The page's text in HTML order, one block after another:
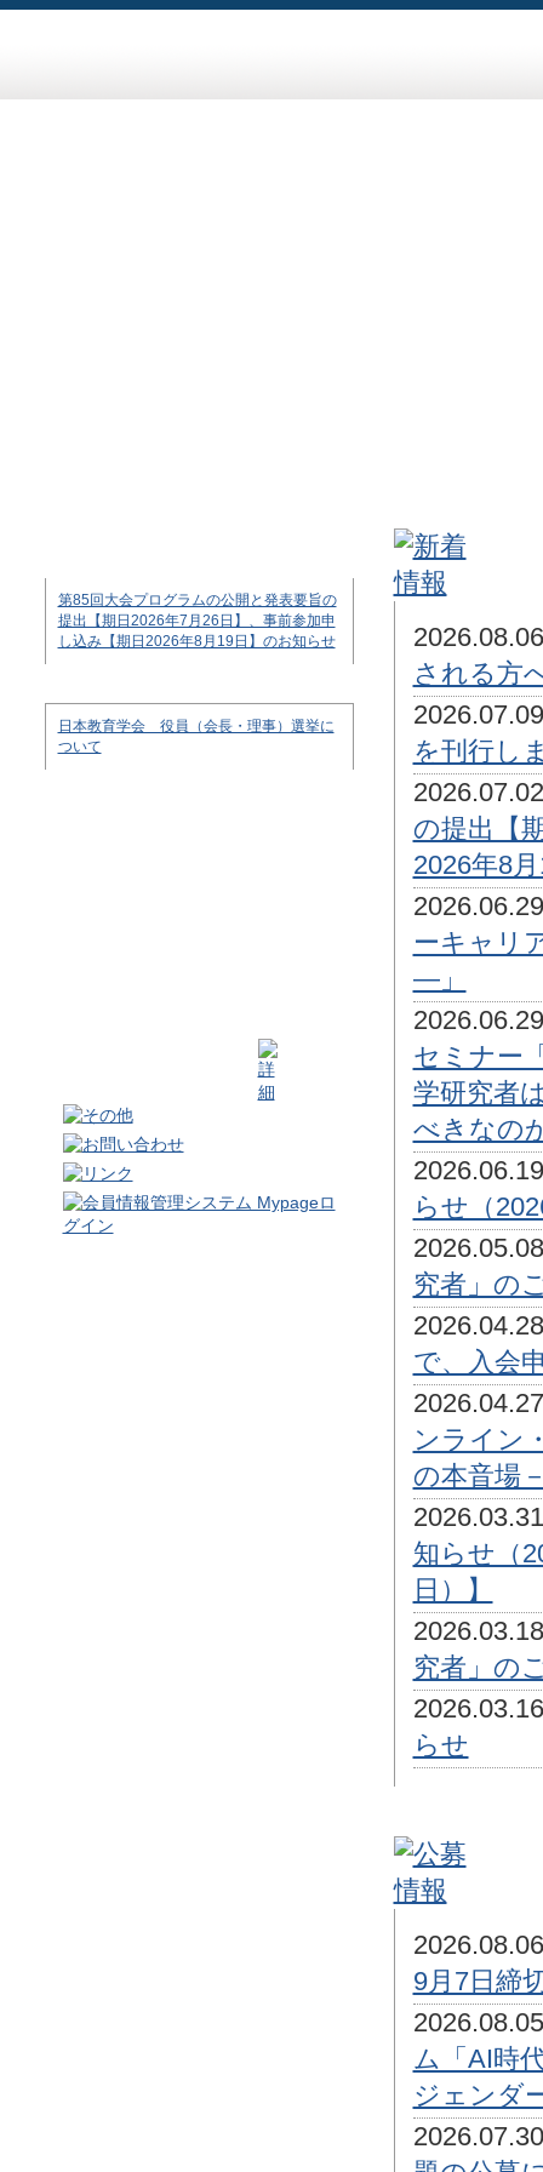
第85回大会プログラムの公開と発表要旨の
提出【期日2026年7月26日】、事前参加申
し込み【期日2026年8月19日】のお知らせ
日本教育学会 役員（会長・理事）選挙に
ついて
される方
を刊行し
の提出【
2026年8
ーキャリ
―」
セミナー
学研究者
べきなの
らせ（
究者」の
で、入会
ンライン
の本音場
知らせ（
日）】
究者」の
らせ
9月7日締
ム「AI時
ジェンダ